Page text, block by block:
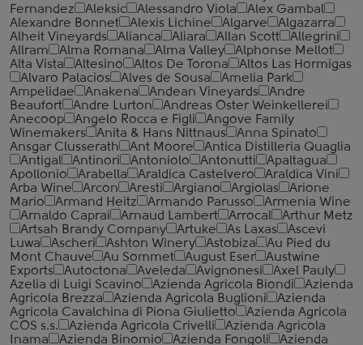
Fernandez
Aleksic Alessandro Viola
Alex Gambal
Alexandre Bonnet
Alexis Lichine Algarve
Algazarra
Alheit Vineyards
Alianca Aliara Allan Scott
Allegrini
Allram
Alma Romana Alma Valley
Alphonse Mellot
Alta Vista
Altesino Altos De Torona
Altos Las Hormigas
Alvaro Palacios
Alves de Sousa
Amelia Park
Ampelidae
Anakena Andean Vineyards
Andre
Beaufort
Andre Lurton
Andreas Oster Weinkellerei
Anecoop
Angelo Rocca е Figli
Angove Family
Winemakers
Anita & Hans Nittnaus
Anna Spinato
Ansgar Clusserath
Ant Moore
Antica Distilleria Quaglia
Antigal
Antinori Antoniolo Antonutti
Apaltagua
Apollonio
Arabella Araldica Castelvero
Araldica Vini
Arba Wine
Arcon Aresti Argiano Argiolas
Arione
Mario
Armand Heitz Armando Parusso
Armenia Wine
Arnaldo Caprai
Arnaud Lambert Arrocal
Arthur Metz
Artsah Brandy Company
Artuke As Laxas
Ascevi
Luwa
Ascheri Ashton Winery Astobiza
Au Pied du
Mont Chauve
Au Sommet August Eser
Austwine
Exports
Autoctona Aveleda Avignonesi
Axel Pauly
Azelia di Luigi Scavino
Azienda Agricola Biondi
Azienda
Agricola Brezza
Azienda Agricola Buglioni
Azienda
Agricola Cavalchina di Piona Giulietto
Azienda Agricola
COS s.s.
Azienda Agricola Crivelli
Azienda Agricola
Inama
Azienda Binomio Azienda Fongoli
Azienda